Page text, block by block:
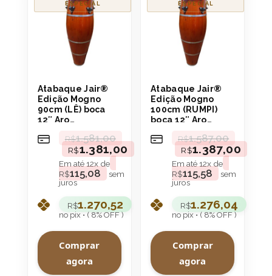
Atabaque Jair®
Edição Mogno
90cm (LÊ) boca
12″ Aro
R$1.581,00
R$1.381,00
Em até12x de
R$115,08
sem
juros
R$1.270,52
no pix • ( 8% OFF )
Comprar
agora
Atabaque Jair®
Edição Mogno
100cm (RUMPI)
boca 12″ Aro
R$1.587,00
R$1.387,00
Em até12x de
R$115,58
sem
juros
R$1.276,04
no pix • ( 8% OFF )
Comprar
agora